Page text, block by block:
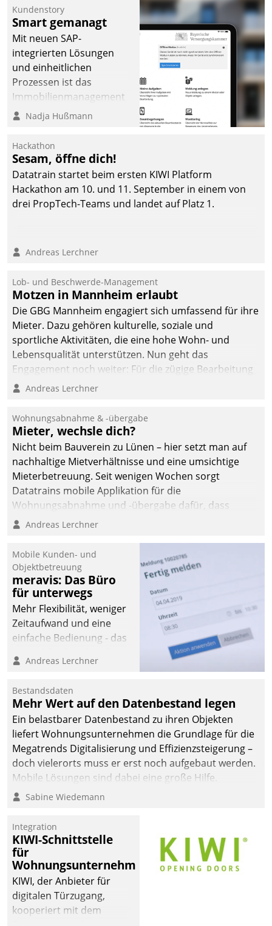
Kundenstory
Smart gemanagt
Mit neuen SAP-
integrierten Lösungen
und einheitlichen
Prozessen ist das
Immobilienmanagement
der Bayerischen
Ressort Kapitalanlage für
künftige Aufgaben und
Herausforderungen
gerüstet.
Nadja Hußmann
Hackathon
Sesam, öffne dich!
Datatrain startet beim ersten KIWI Platform
Hackathon am 10. und 11. September in einem von
drei PropTech-Teams und landet auf Platz 1.
Andreas Lerchner
Lob- und Beschwerde-Management
Motzen in Mannheim erlaubt
Die GBG Mannheim engagiert sich umfassend für ihre
Mieter. Dazu gehören kulturelle, soziale und
sportliche Aktivitäten, die eine hohe Wohn- und
Lebensqualität unterstützen. Nun geht das
Engagement noch weiter: Für die zügige Bearbeitung
von Beschwerden – oder Lob – richtet das
und Beschwerde-Management einen eigenen Kanal
ein.
Andreas Lerchner
Wohnungsabnahme & -übergabe
Mieter, wechsle dich?
Nicht beim Bauverein zu Lünen – hier setzt man auf
nachhaltige Mietverhältnisse und eine umsichtige
Mieterbetreuung. Seit wenigen Wochen sorgt
Datatrains mobile Applikation für die
Wohnungsabnahme und -übergabe dafür, dass
Mieter wohlgeordnet kommen und, so es sein muss,
Andreas Lerchner
Mobile Kunden- und
Objektbetreuung
meravis: Das Büro
für unterwegs
Mehr Flexibilität, weniger
Zeitaufwand und eine
einfache Bedienung - das
Cockpit für mobile
Datatrain. Die meravis
Wohnungsbau- und
Immobilien GmbH hat
sich dabei für den Betrieb
der Lösung über die SAP
Cloud Platform
entschieden - als erstes
Unternehmen am
Andreas Lerchner
Bestandsdaten
Mehr Wert auf den Datenbestand legen
Ein belastbarer Datenbestand zu ihren Objekten
liefert Wohnungsunternehmen die Grundlage für die
Megatrends Digitalisierung und Effizienzsteigerung –
doch vielerorts muss er erst noch aufgebaut werden.
Mobile Lösungen sind dabei eine große Hilfe.
Sabine Wiedemann
Integration
KIWI-Schnittstelle
für
Wohnungsunternehmen
KIWI, der Anbieter für
digitalen Türzugang,
kooperiert mit dem